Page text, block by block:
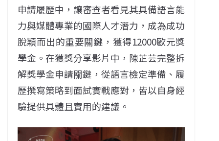
申請履歷中，讓審查者看見其具備語言能
力與媒體專業的國際人才潛力，成為成功
脫穎而出的重要關鍵，獲得12000歐元獎
學金。在獲獎分享影片中，陳芷芸完整拆
解獎學金申請關鍵，從語言檢定準備、履
歷撰寫策略到面試實戰應對，皆以自身經
驗提供具體且實用的建議。